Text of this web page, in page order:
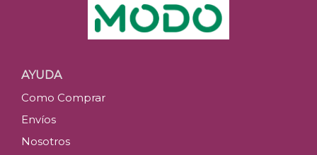
AYUDA
Como Comprar
Envíos
Nosotros